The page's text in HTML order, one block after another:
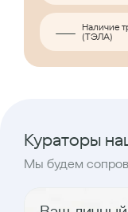
Наличие
(ТЭЛА)
Кураторы
Мы будем